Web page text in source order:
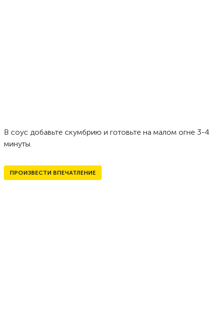
В соус добавьте скумбрию и готовьте на малом огне 3-4
минуты.
ПРОИЗВЕСТИ ВПЕЧАТЛЕНИЕ